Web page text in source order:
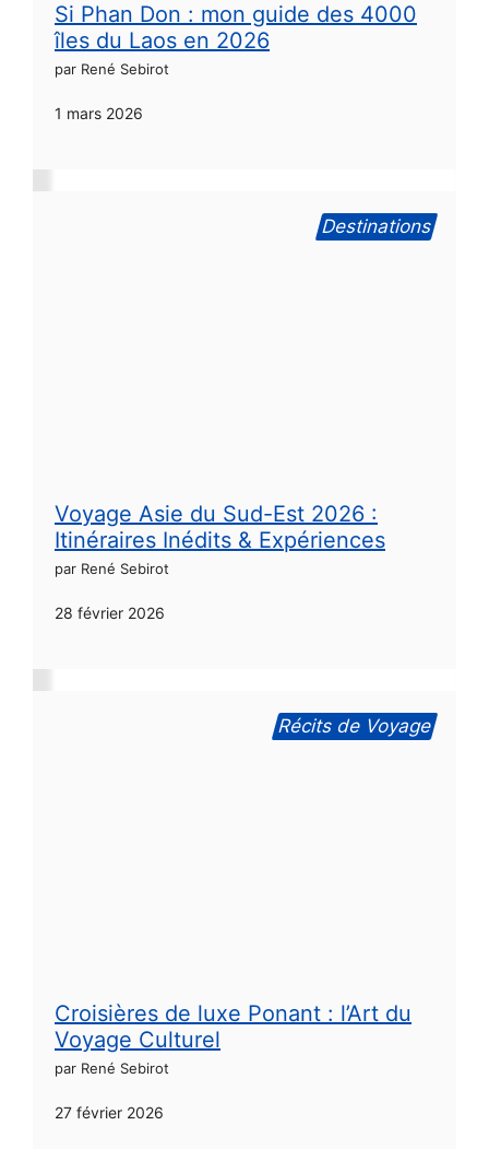
Si Phan Don : mon guide des 4000
îles du Laos en 2026
par René Sebirot
1 mars 2026
Destinations
Voyage Asie du Sud-Est 2026 :
Itinéraires Inédits & Expériences
par René Sebirot
28 février 2026
Récits de Voyage
Croisières de luxe Ponant : l’Art du
Voyage Culturel
par René Sebirot
27 février 2026